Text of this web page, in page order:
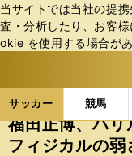
当サイトでは当社の提
査・分析したり、お客
okie を使⽤する場合が
サッカー 競馬
ス
ポ
ル
サッカーの記
福田正博、ハ
フィジカルの